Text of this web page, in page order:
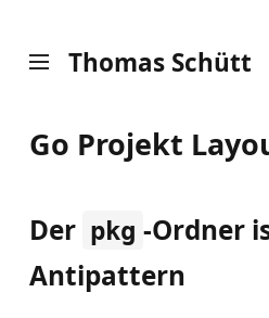
Thomas Schütt
Go Projekt
Der pkg -Ordner
Antipattern